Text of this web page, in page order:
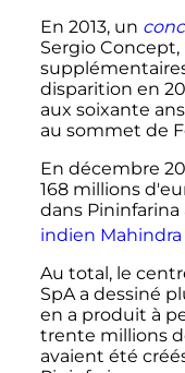
En 2013, un
Sergio
disparition en
aux soixante
au sommet de
En décembre
168 millions
dans
indien
Au total, le
SpA a dessiné
en a produit à
trente millions
avaient été